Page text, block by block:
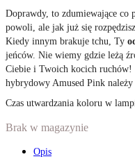
Doprawdy, to zdumiewające co
powoli, ale jak już się
Kiedy innym brakuje tchu, Ty
jeńców. Nie wiemy gdzie leżą
Ciebie i Twoich kocich ruchów!
hybrydowy Amused Pink należy
Czas utwardzania koloru w
Brak w magazynie
Opis